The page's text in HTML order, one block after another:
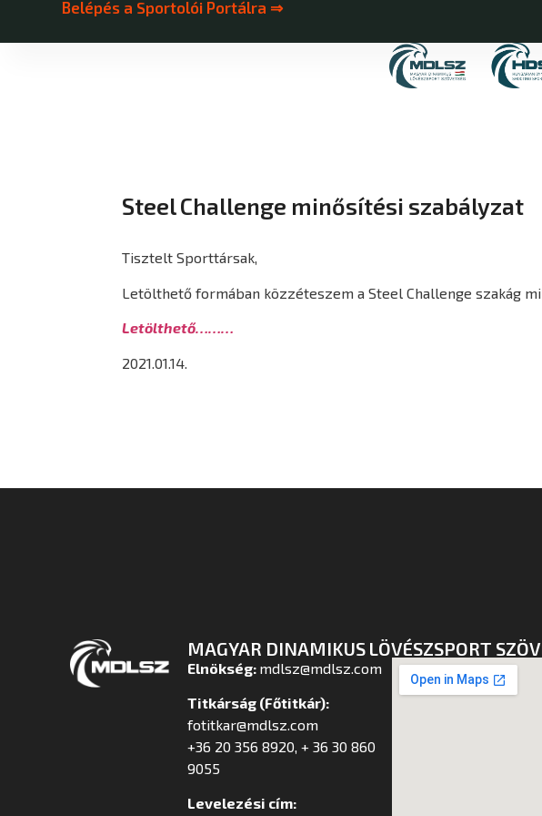
Belépés a Sportolói Portálra ⇒
Steel Challenge minősítési szabályzat
Tisztelt Sporttársak,
Letölthető formában közzéteszem a Steel Challenge szakág
Letölthető………
2021.01.14.
MAGYAR DINAMIKUS LÖVÉSZSPORT
Elnökség: mdlsz@mdlsz.com
Titkárság (Főtitkár):
fotitkar@mdlsz.com
+36 20 356 8920, + 36 30 860
9055
Levelezési cím: